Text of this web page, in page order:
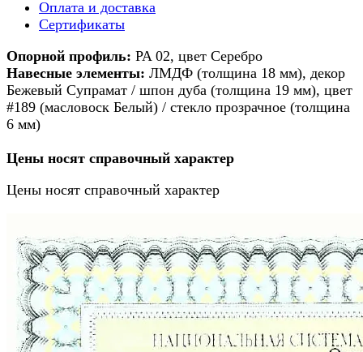
Оплата и доставка
Сертификаты
Опорной профиль: PA 02, цвет Серебро
Навесные элементы: ЛМДФ (толщина 18 мм), декор
Бежевый Супрамат / шпон дуба (толщина 19 мм), цвет
#189 (масловоск Белый) / стекло прозрачное (толщина
6 мм)
Цены носят справочный характер
Цены носят справочный характер